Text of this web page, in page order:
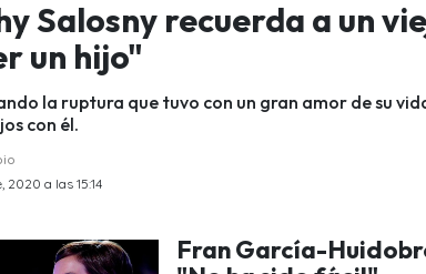
Salosny recuerda a un
un hijo"
la ruptura que tuvo con un gran amor de su
con él.
2020 a las 15:14
Fran García-